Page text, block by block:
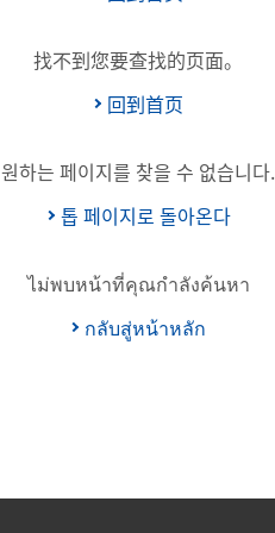
找不到您要查找的页面。
回到首页
원하는 페이지를 찾을 수 없습니다.
톱 페이지로 돌아온다
ไม่พบหน้าที่คุณกำลังค้นหา
กลับสู่หน้าหลัก